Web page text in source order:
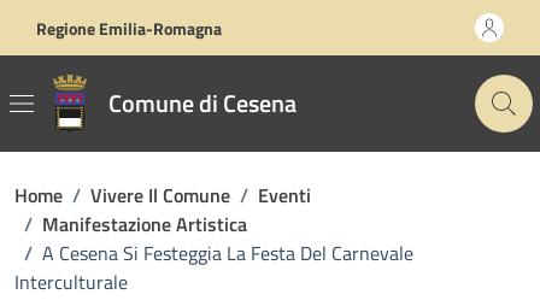
Regione Emilia-Romagna
Comune di Cesena
Home / Vivere Il Comune / Eventi
/ Manifestazione Artistica
/ A Cesena Si Festeggia La Festa Del Carnevale
Interculturale